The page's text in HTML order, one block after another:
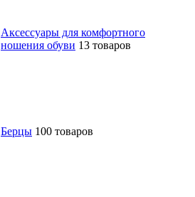
Аксессуары для комфортного
ношения обуви 13 товаров
Берцы 100 товаров